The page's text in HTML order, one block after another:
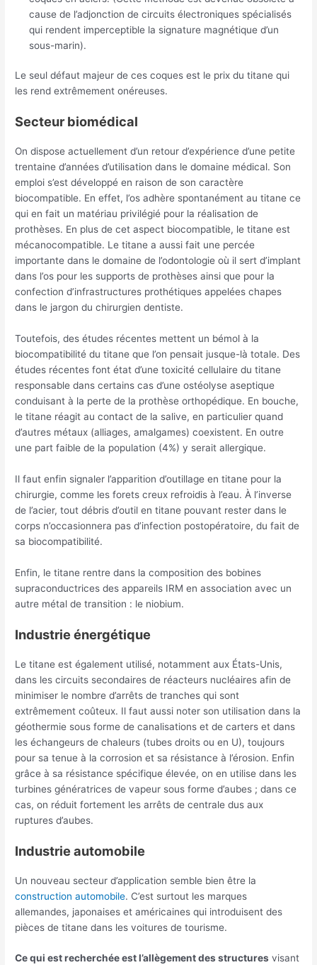
cause de l’adjonction de circuits électroniques spécialisés
qui rendent imperceptible la signature magnétique d’un
sous-marin).
Le seul défaut majeur de ces coques est le prix du titane qui
les rend extrêmement onéreuses.
Secteur biomédical
On dispose actuellement d’un retour d’expérience d’une petite
trentaine d’années d’utilisation dans le domaine médical. Son
emploi s’est développé en raison de son caractère
biocompatible. En effet, l’os adhère spontanément au titane ce
qui en fait un matériau privilégié pour la réalisation de
prothèses. En plus de cet aspect biocompatible, le titane est
mécanocompatible. Le titane a aussi fait une percée
importante dans le domaine de l’odontologie où il sert d’implant
dans l’os pour les supports de prothèses ainsi que pour la
confection d’infrastructures prothétiques appelées chapes
dans le jargon du chirurgien dentiste.
Toutefois, des études récentes mettent un bémol à la
biocompatibilité du titane que l’on pensait jusque-là totale. Des
études récentes font état d’une toxicité cellulaire du titane
responsable dans certains cas d’une ostéolyse aseptique
conduisant à la perte de la prothèse orthopédique. En bouche,
le titane réagit au contact de la salive, en particulier quand
d’autres métaux (alliages, amalgames) coexistent. En outre
une part faible de la population (4%) y serait allergique.
Il faut enfin signaler l’apparition d’outillage en titane pour la
chirurgie, comme les forets creux refroidis à l’eau. À l’inverse
de l’acier, tout débris d’outil en titane pouvant rester dans le
corps n’occasionnera pas d’infection postopératoire, du fait de
sa biocompatibilité.
Enfin, le titane rentre dans la composition des bobines
supraconductrices des appareils IRM en association avec un
autre métal de transition : le niobium.
Industrie énergétique
Le titane est également utilisé, notamment aux États-Unis,
dans les circuits secondaires de réacteurs nucléaires afin de
minimiser le nombre d’arrêts de tranches qui sont
extrêmement coûteux. Il faut aussi noter son utilisation dans la
géothermie sous forme de canalisations et de carters et dans
les échangeurs de chaleurs (tubes droits ou en U), toujours
pour sa tenue à la corrosion et sa résistance à l’érosion. Enfin
grâce à sa résistance spécifique élevée, on en utilise dans les
turbines génératrices de vapeur sous forme d’aubes ; dans ce
cas, on réduit fortement les arrêts de centrale dus aux
ruptures d’aubes.
Industrie automobile
Un nouveau secteur d’application semble bien être la
construction automobile. C’est surtout les marques
allemandes, japonaises et américaines qui introduisent des
pièces de titane dans les voitures de tourisme.
Ce qui est recherchée est l’allègement des structures visant